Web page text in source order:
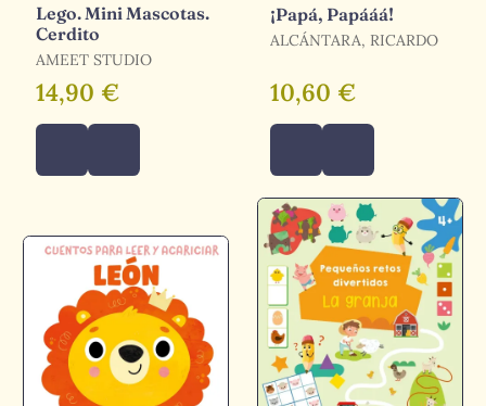
Lego. Mini Mascotas.
Cerdito
AMEET STUDIO
14,90 €
¡Papá, Papááá!
ALCÁNTARA, RICARDO
10,60 €